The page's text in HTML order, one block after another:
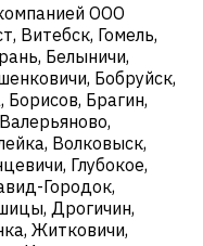
ООО
Витебск, Гомель,
Белыничи,
Бобруйск,
Брагин,
Волковыск,
Глубокое,
Городок,
Дрогичин,
Житковичи,